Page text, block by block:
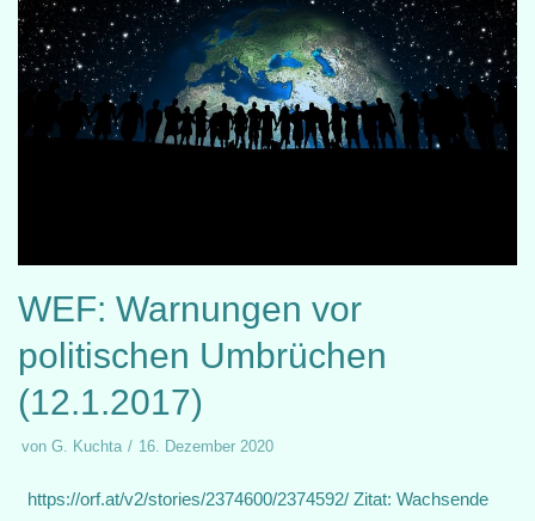
WEF: Warnungen vor
politischen Umbrüchen
(12.1.2017)
von G. Kuchta 16. Dezember 2020
https://orf.at/v2/stories/2374600/2374592/ Zitat: Wachsende